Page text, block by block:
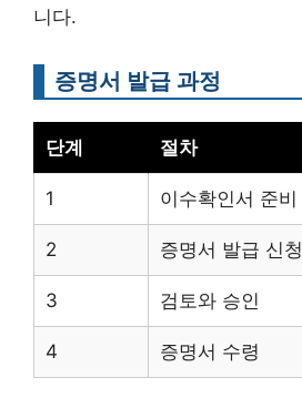
니다.
증명서 발급 과정
단계 절차
1 이수확인서 준비
2 증명서 발급 신청
3 검토와 승인
4 증명서 수령